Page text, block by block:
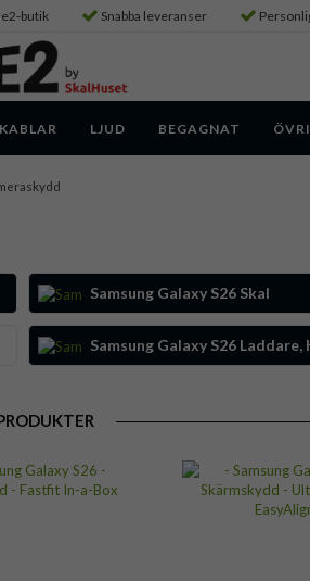
butik Snabba leveranser
LJUD BEGAGNAT
Samsung Galaxy S26 Skal
Samsung Galaxy S26